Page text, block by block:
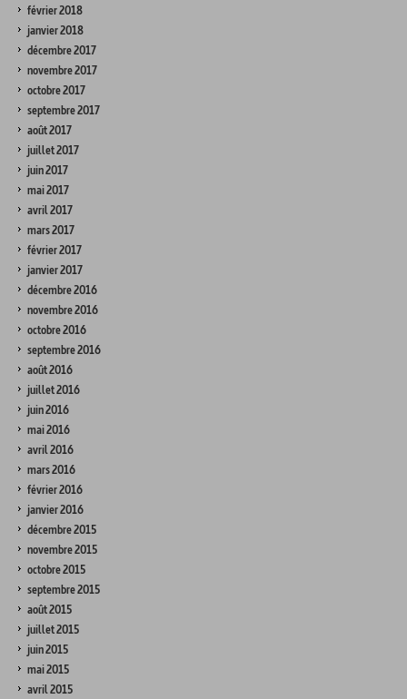
février 2018
janvier 2018
décembre 2017
novembre 2017
octobre 2017
septembre 2017
août 2017
juillet 2017
juin 2017
mai 2017
avril 2017
mars 2017
février 2017
janvier 2017
décembre 2016
novembre 2016
octobre 2016
septembre 2016
août 2016
juillet 2016
juin 2016
mai 2016
avril 2016
mars 2016
février 2016
janvier 2016
décembre 2015
novembre 2015
octobre 2015
septembre 2015
août 2015
juillet 2015
juin 2015
mai 2015
avril 2015